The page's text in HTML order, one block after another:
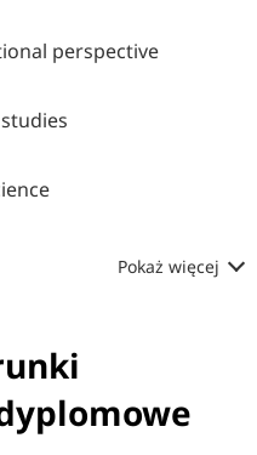
perspective
Pokaż więcej